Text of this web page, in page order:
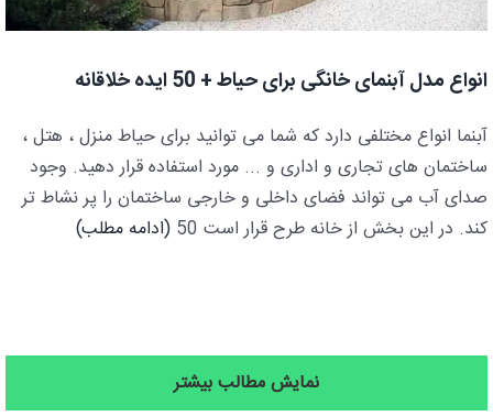
انواع مدل آبنمای خانگی برای حیاط + 50 ایده خلاقانه
آبنما انواع مختلفی دارد که شما می توانید برای حیاط منزل ، هتل ،
ساختمان های تجاری و اداری و ... مورد استفاده قرار دهید. وجود
صدای آب می تواند فضای داخلی و خارجی ساختمان را پر نشاط تر
کند. در این بخش از خانه طرح قرار است 50
(ادامه مطلب)
نمایش مطالب بیشتر